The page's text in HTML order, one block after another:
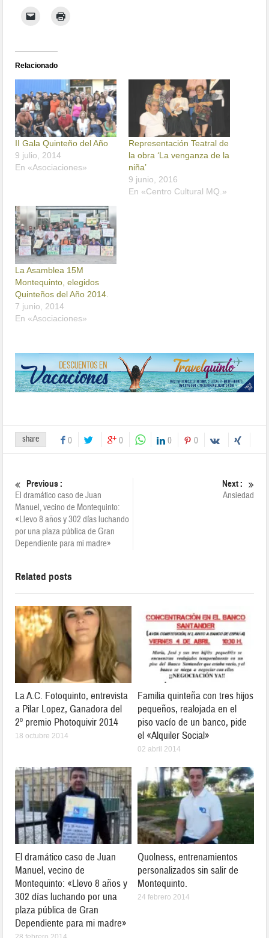
Relacionado
II Gala Quinteño del Año
9 julio, 2014
En «Asociaciones»
Representación Teatral de
la obra ‘La venganza de la
niña’
9 junio, 2016
En «Centro Cultural MQ.»
La Asamblea 15M
Montequinto, elegidos
Quinteños del Año 2014.
7 junio, 2014
En «Asociaciones»
share 0 0 0 0
Previous :
El dramático caso de Juan
Manuel, vecino de Montequinto:
«Llevo 8 años y 302 días luchando
por una plaza pública de Gran
Dependiente para mi madre»
Next :
Ansiedad
Related posts
La A.C. Fotoquinto, entrevista
a Pilar Lopez, Ganadora del
2º premio Photoquivir 2014
18 octubre 2014
Familia quinteña con tres hijos
pequeños, realojada en el
piso vacío de un banco, pide
el «Alquiler Social»
02 abril 2014
El dramático caso de Juan
Manuel, vecino de
Montequinto: «Llevo 8 años y
302 días luchando por una
plaza pública de Gran
Dependiente para mi madre»
Quolness, entrenamientos
personalizados sin salir de
Montequinto.
24 febrero 2014